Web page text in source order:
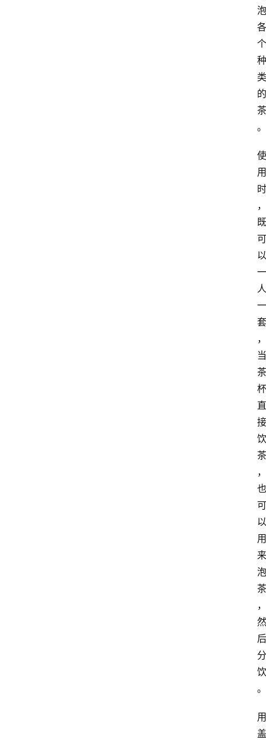
泡
各
个
种
类
的
茶
。
使
用
时
，
既
可
以
一
人
一
套
，
当
茶
杯
直
接
饮
茶
，
也
可
以
用
来
泡
茶
，
然
后
分
饮
。
用
盖